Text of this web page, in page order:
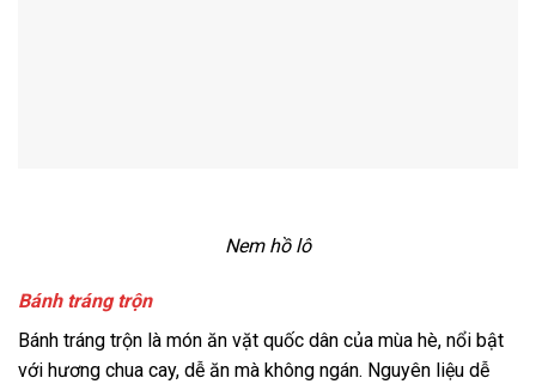
Nem hồ lô
Bánh tráng trộn
Bánh tráng trộn là món ăn vặt quốc dân của mùa hè, nổi bật
với hương chua cay, dễ ăn mà không ngán. Nguyên liệu dễ